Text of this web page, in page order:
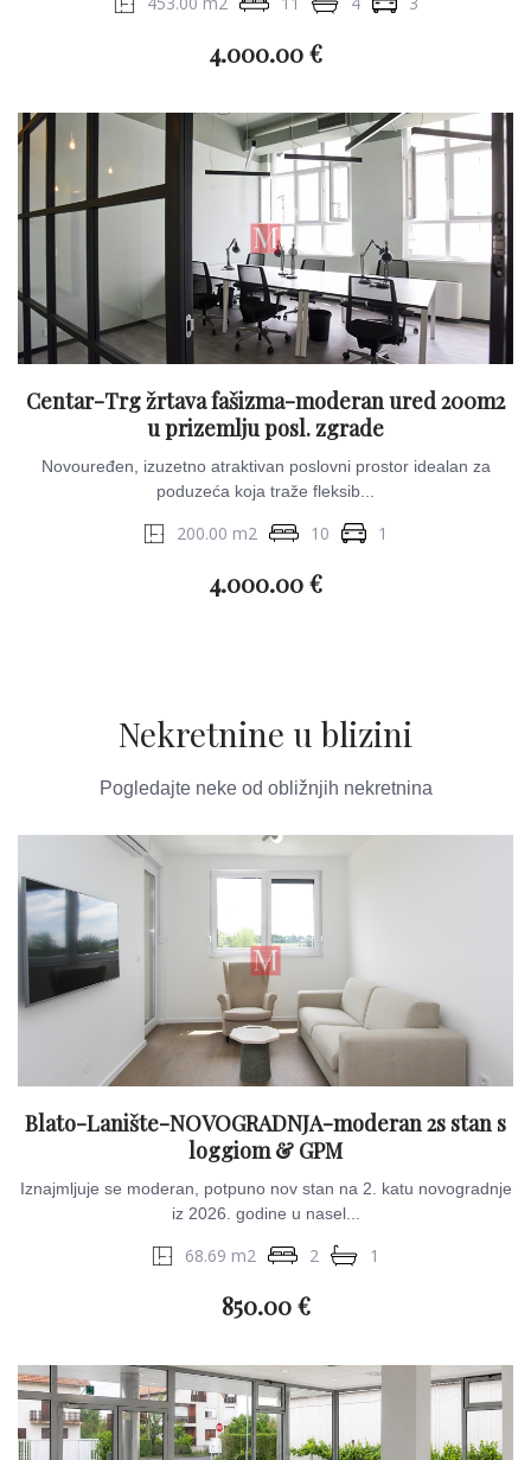
4.000.00 €
Centar-Trg žrtava fašizma-moderan ured 200m2
u prizemlju posl. zgrade
Novouređen, izuzetno atraktivan poslovni prostor idealan za
poduzeća koja traže fleksib...
200.00 m2 10 1
4.000.00 €
Nekretnine u blizini
Pogledajte neke od obližnjih nekretnina
Blato-Lanište-NOVOGRADNJA-moderan 2s stan s
loggiom & GPM
Iznajmljuje se moderan, potpuno nov stan na 2. katu novogradnje
iz 2026. godine u nasel...
68.69 m2 2 1
850.00 €